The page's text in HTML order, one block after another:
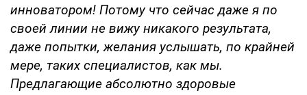
инноватором! Потому что сейчас даже я по
своей линии не вижу никакого результата,
даже попытки, желания услышать, по крайней
мере, таких специалистов, как мы.
Предлагающие абсолютно здоровые